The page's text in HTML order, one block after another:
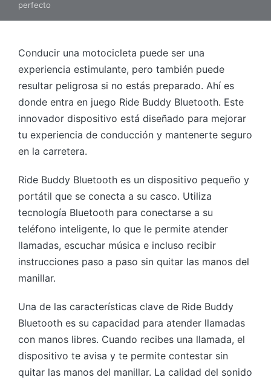
perfecto
Conducir una motocicleta puede ser una
experiencia estimulante, pero también puede
resultar peligrosa si no estás preparado. Ahí es
donde entra en juego Ride Buddy Bluetooth. Este
innovador dispositivo está diseñado para mejorar
tu experiencia de conducción y mantenerte seguro
en la carretera.
Ride Buddy Bluetooth es un dispositivo pequeño y
portátil que se conecta a su casco. Utiliza
tecnología Bluetooth para conectarse a su
teléfono inteligente, lo que le permite atender
llamadas, escuchar música e incluso recibir
instrucciones paso a paso sin quitar las manos del
manillar.
Una de las características clave de Ride Buddy
Bluetooth es su capacidad para atender llamadas
con manos libres. Cuando recibes una llamada, el
dispositivo te avisa y te permite contestar sin
quitar las manos del manillar. La calidad del sonido